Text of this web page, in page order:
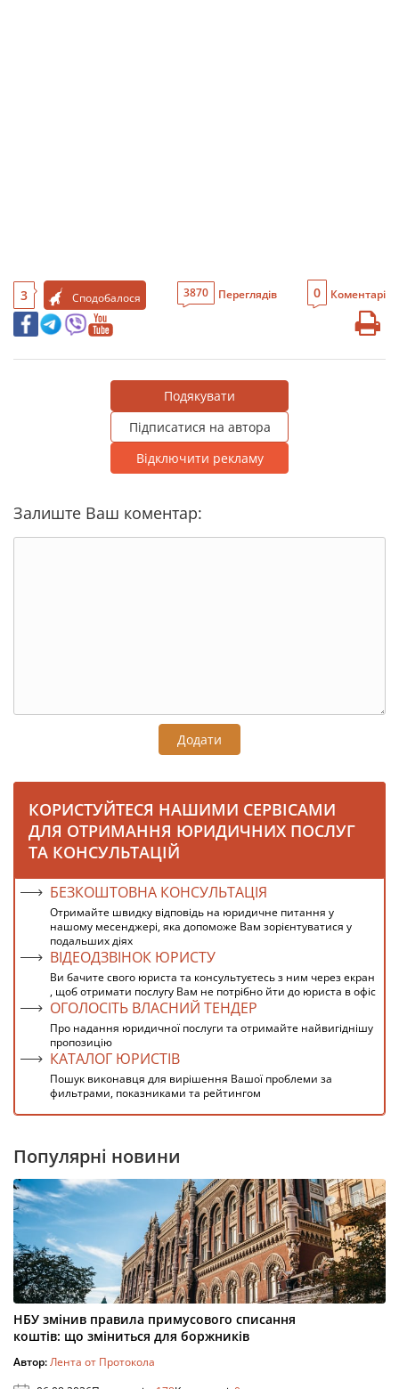
3 Сподобалося 3870 Переглядів 0 Коментарі
Подякувати
Підписатися на автора
Відключити рекламу
Залиште Ваш коментар:
Додати
КОРИСТУЙТЕСЯ НАШИМИ СЕРВІСАМИ
ДЛЯ ОТРИМАННЯ ЮРИДИЧНИХ ПОСЛУГ
ТА КОНСУЛЬТАЦІЙ
БЕЗКОШТОВНА КОНСУЛЬТАЦІЯ
Отримайте швидку відповідь на юридичне питання у
нашому месенджері, яка допоможе Вам зорієнтуватися у
подальших діях
ВІДЕОДЗВІНОК ЮРИСТУ
Ви бачите свого юриста та консультуєтесь з ним через екран
, щоб отримати послугу Вам не потрібно йти до юриста в офіс
ОГОЛОСІТЬ ВЛАСНИЙ ТЕНДЕР
Про надання юридичної послуги та отримайте найвигіднішу
пропозицію
КАТАЛОГ ЮРИСТІВ
Пошук виконавця для вирішення Вашої проблеми за
фильтрами, показниками та рейтингом
Популярні новини
НБУ змінив правила примусового списання
коштів: що зміниться для боржників
Автор:Лента от Протокола